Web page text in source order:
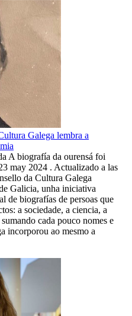
Galega lembra a
A biografía da ourensá foi
may 2024 . Actualizado a las
da Cultura Galega
Galicia, unha iniciativa
de biografías de persoas que
a sociedade, a ciencia, a
cada pouco nomes e
incorporou ao mesmo a